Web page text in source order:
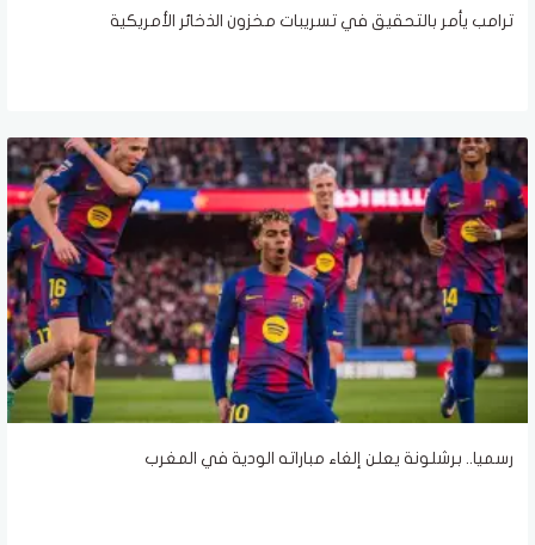
ترامب يأمر بالتحقيق في تسريبات مخزون الذخائر الأمريكية
رسميا.. برشلونة يعلن إلغاء مباراته الودية في المغرب